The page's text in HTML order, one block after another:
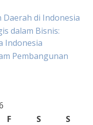
di Indonesia
dalam Bisnis:
Indonesia
Pembangunan
F S
S